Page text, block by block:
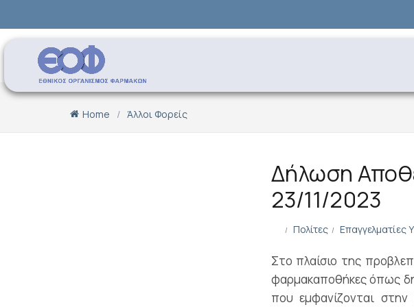
Home Άλλοι Φορείς
Δήλωση
23/11/2023
Πολίτες Επαγγελματίες
Στο πλαίσιο της
φαρμακαποθήκες όπως
που εμφανίζονται